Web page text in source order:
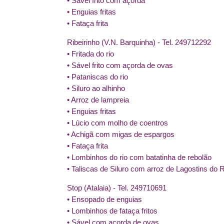
• Enguias fritas
• Fataça frita
Ribeirinho (V.N. Barquinha) - Tel. 249712292
• Fritada do rio
• Sável frito com açorda de ovas
• Pataniscas do rio
• Siluro ao alhinho
• Arroz de lampreia
• Enguias fritas
• Lúcio com molho de coentros
• Achigã com migas de espargos
• Fataça frita
• Lombinhos do rio com batatinha de rebolão
• Taliscas de Siluro com arroz de Lagostins do
Stop (Atalaia) - Tel. 249710691
• Ensopado de enguias
• Lombinhos de fataça fritos
• Sável com açorda de ovas